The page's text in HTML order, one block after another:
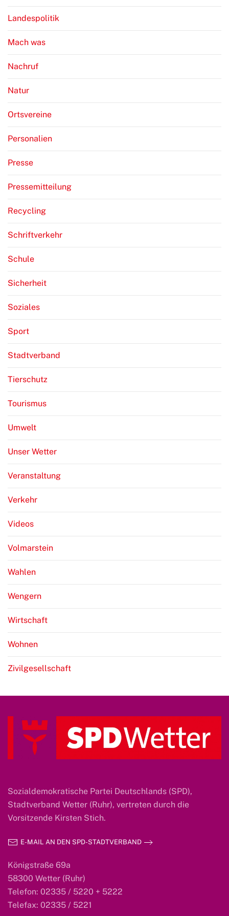
Landespolitik
Mach was
Nachruf
Natur
Ortsvereine
Personalien
Presse
Pressemitteilung
Recycling
Schriftverkehr
Schule
Sicherheit
Soziales
Sport
Stadtverband
Tierschutz
Tourismus
Umwelt
Unser Wetter
Veranstaltung
Verkehr
Videos
Volmarstein
Wahlen
Wengern
Wirtschaft
Wohnen
Zivilgesellschaft
Sozialdemokratische Partei Deutschlands (SPD),
Stadtverband Wetter (Ruhr), vertreten durch die
Vorsitzende Kirsten Stich.
E-MAIL AN DEN SPD-STADTVERBAND
Königstraße 69a
58300 Wetter (Ruhr)
Telefon: 02335 / 5220 + 5222
Telefax: 02335 / 5221